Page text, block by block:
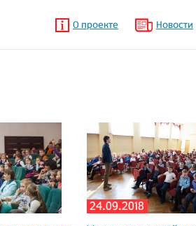
О проекте Новости
24.09.2018